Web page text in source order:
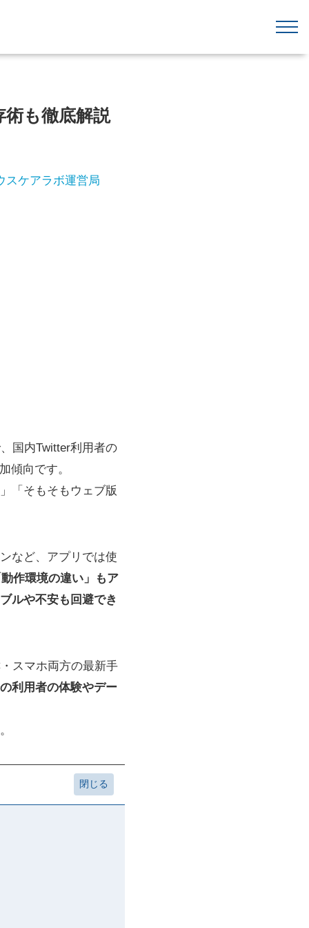
も徹底解説
スケアラボ運営局
国内Twitter利用者の
傾向です。
「そもそもウェブ版
など、アプリでは使
作環境の違い」もア
ルや不安も回避でき
スマホ両方の最新手
利用者の体験やデー